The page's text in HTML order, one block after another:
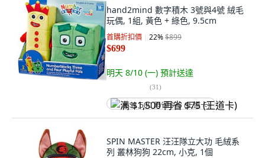
hand2mind 數字積木 3號與4號 絨毛
玩偶, 1組, 黃色 + 綠色, 9.5cm
首購折扣價 22%$899
$699
明天 8/10 (一) 預計送達
(31)
满 $1,500 再省 $75 (王道卡)
SPIN MASTER 汪汪隊立大功 毛絨系
列 叢林狗狗 22cm, 小克, 1個